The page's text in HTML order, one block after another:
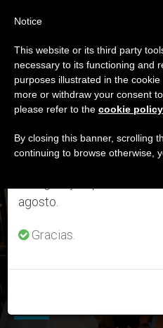
ETIQUETA
Posts
ÚLTIMAS NOTICIAS
Aviso importante
Del 27 de julio al 7 de
anual, aprovechando que
se generan menos
agosto.
Gracias.
Notice
This website or its third party
necessary to its functioning and
purposes illustrated in the
more or withdraw your consent
please refer to the cookie policy
By closing this banner, scrolling
continuing to browse otherwise,